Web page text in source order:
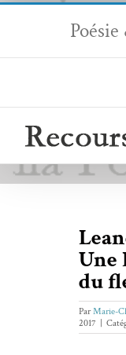
Passer
contenu
Une
du
ParMarie-
2017